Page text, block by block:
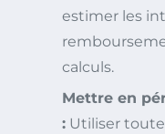
estimer les
calculs.
Mettre en
: Utiliser